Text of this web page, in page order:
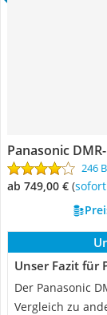
Panasonic
246
ab 749,00 € (
Unser Fazit für
Der Panasonic
Vergleich zu